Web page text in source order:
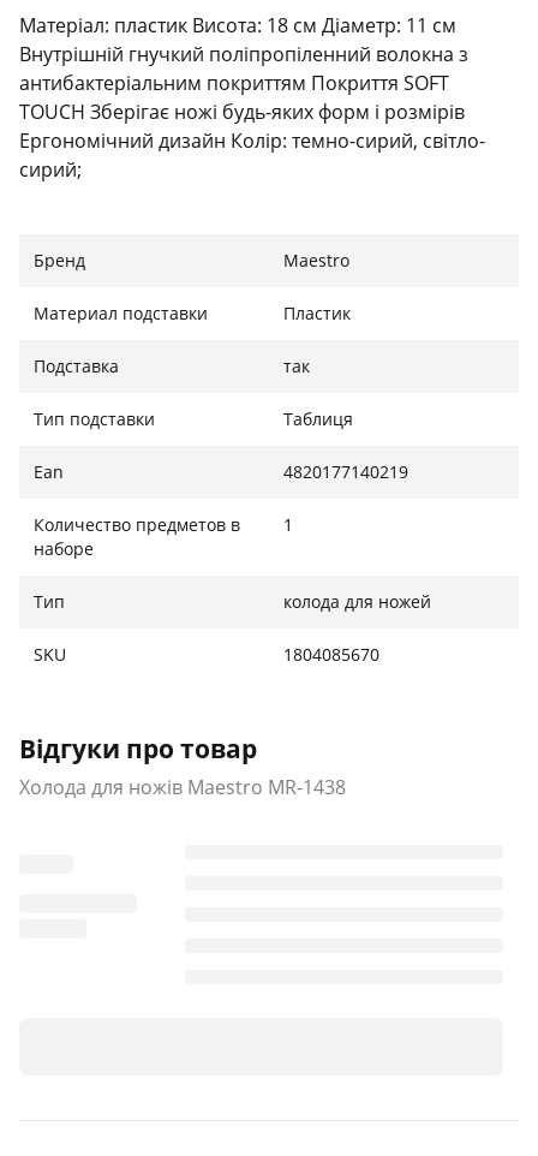
Матеріал: пластик Висота: 18 см Діаметр: 11 см
Внутрішній гнучкий поліпропіленний волокна з
антибактеріальним покриттям Покриття SOFT
TOUCH Зберігає ножі будь-яких форм і розмірів
Ергономічний дизайн Колір: темно-сирий, світло-
сирий;
Бренд Maestro
Материал подставки Пластик
Подставка так
Тип подставки Таблиця
Ean 4820177140219
Количество предметов в
наборе
1
Тип колода для ножей
SKU 1804085670
Відгуки про товар
Холода для ножів Maestro MR-1438